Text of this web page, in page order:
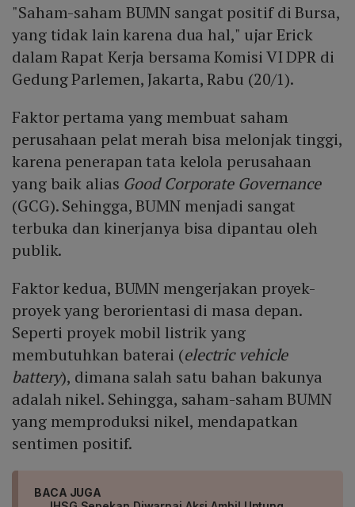
"Saham-saham BUMN sangat positif di Bursa,
yang tidak lain karena dua hal," ujar Erick
dalam Rapat Kerja bersama Komisi VI DPR di
Gedung Parlemen, Jakarta, Rabu (20/1).
Faktor pertama yang membuat saham
perusahaan pelat merah bisa melonjak tinggi,
karena penerapan tata kelola perusahaan
yang baik alias Good Corporate Governance
(GCG). Sehingga, BUMN menjadi sangat
terbuka dan kinerjanya bisa dipantau oleh
publik.
Faktor kedua, BUMN mengerjakan proyek-
proyek yang berorientasi di masa depan.
Seperti proyek mobil listrik yang
membutuhkan baterai (electric vehicle
battery), dimana salah satu bahan bakunya
adalah nikel. Sehingga, saham-saham BUMN
yang memproduksi nikel, mendapatkan
sentimen positif.
BACA JUGA